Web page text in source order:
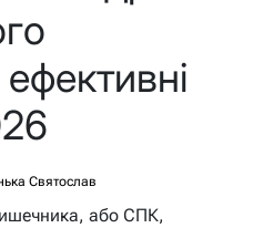
Святослав
або СПК,